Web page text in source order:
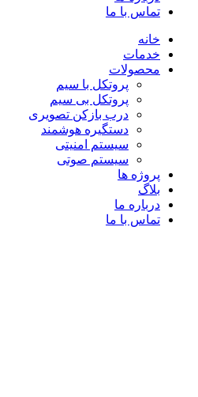
تماس با ما
خانه
خدمات
محصولات
پروتکل با سیم
پروتکل بی سیم
درب بازکن تصویری
دستگیره هوشمند
سیستم امنیتی
سیستم صوتی
پروژه ها
بلاگ
درباره ما
تماس با ما